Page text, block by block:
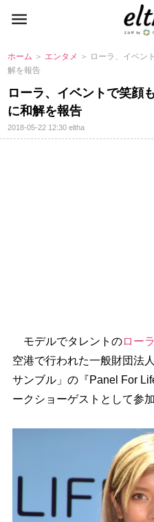
ホーム ＞ エンタメ ＞ ローラ、イベ
解を報告
ローラ、イベントで笑顔
に和解を報告
2018-05-22 12:30eltha
モデルでタレントのローラ
空港で行われた一般財団法
サンブル」の『Panel For
ークショーゲストとして参加